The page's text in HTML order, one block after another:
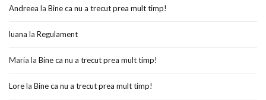
Andreea la Bine ca nu a trecut prea mult timp!
luana la Regulament
Maria la Bine ca nu a trecut prea mult timp!
Lorela Bine ca nu a trecut prea mult timp!